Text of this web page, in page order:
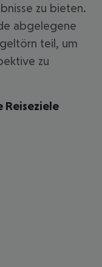
zu bieten.
abgelegene
teil, um
zu
Reiseziele